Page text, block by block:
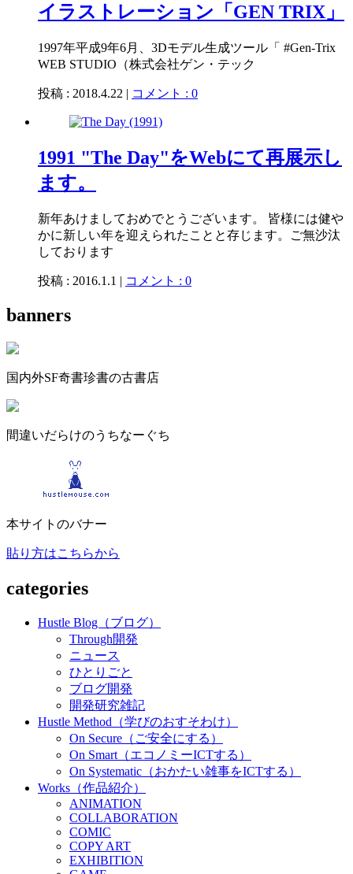
イラストレーション「GEN TRIX」
1997年平成9年6月、3Dモデル生成ツール「 #Gen-Trix
WEB STUDIO（株式会社ゲン・テック
投稿 : 2018.4.22 | コメント : 0
1991 "The Day"をWebにて再展示し
ます。
新年あけましておめでとうございます。 皆様には健や
かに新しい年を迎えられたことと存じます。ご無沙汰
しております
投稿 : 2016.1.1 | コメント : 0
banners
国内外SF奇書珍書の古書店
間違いだらけのうちなーぐち
本サイトのバナー
貼り方はこちらから
categories
Hustle Blog（ブログ）
Through開発
ニュース
ひとりごと
ブログ開発
開発研究雑記
Hustle Method（学びのおすそわけ）
On Secure（ご安全にする）
On Smart（エコノミーICTする）
On Systematic（おかたい雑事をICTする）
Works（作品紹介）
ANIMATION
COLLABORATION
COMIC
COPY ART
EXHIBITION